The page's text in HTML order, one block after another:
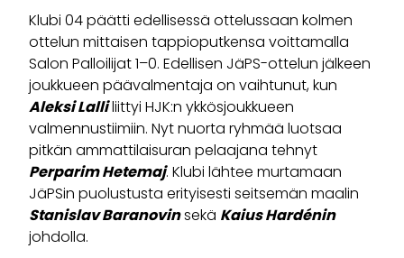
Klubi 04 päätti edellisessä ottelussaan kolmen
ottelun mittaisen tappioputkensa voittamalla
Salon Palloilijat 1–0. Edellisen JäPS-ottelun jälkeen
joukkueen päävalmentaja on vaihtunut, kun
Aleksi Lalliliittyi HJK:n ykkösjoukkueen
valmennustiimiin. Nyt nuorta ryhmää luotsaa
pitkän ammattilaisuran pelaajana tehnyt
Perparim Hetemaj. Klubi lähtee murtamaan
JäPSin puolustusta erityisesti seitsemän maalin
Stanislav Baranovinsekä Kaius Hardénin
johdolla.